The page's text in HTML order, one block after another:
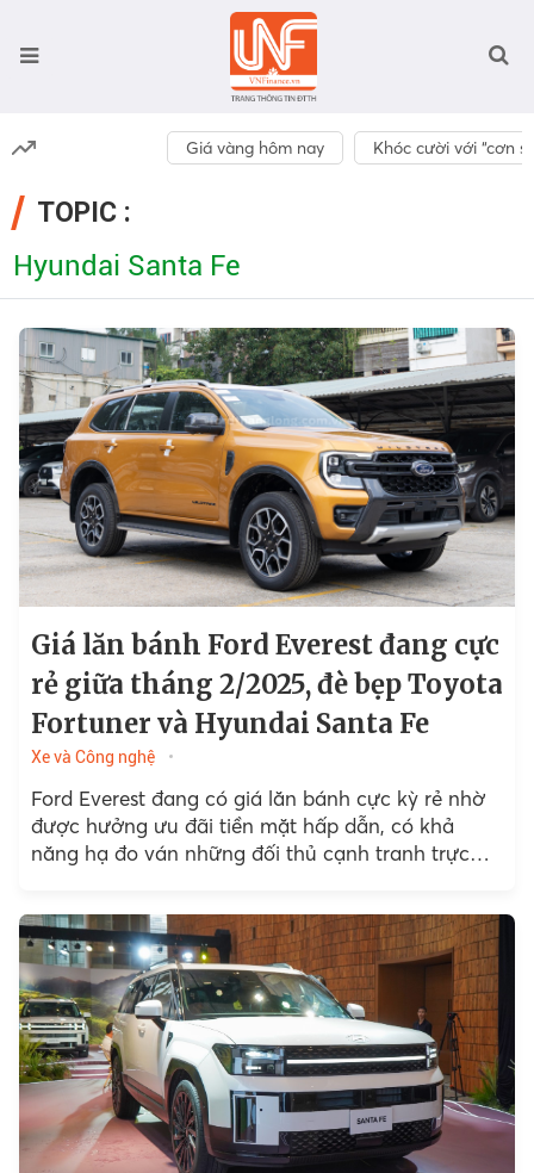
Giá vàng hôm nay Khóc cười với “cơn
TOPIC :
Hyundai Santa Fe
Giá lăn bánh Ford Everest đang cực
rẻ giữa tháng 2/2025, đè bẹp Toyota
Fortuner và Hyundai Santa Fe
Xe và Công nghệ
Ford Everest đang có giá lăn bánh cực kỳ rẻ nhờ
được hưởng ưu đãi tiền mặt hấp dẫn, có khả
năng hạ đo ván những đối thủ cạnh tranh trực